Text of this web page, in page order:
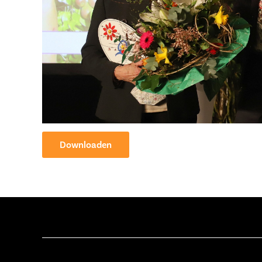
Downloaden